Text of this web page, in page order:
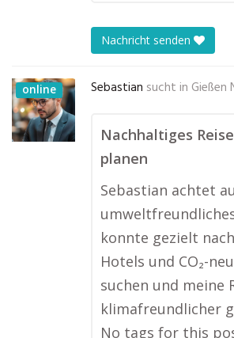
Nachricht senden
online Sebastian sucht in Gießen
Nachhaltiges
planen
Sebastian achtet
konnte gezielt
Hotels und CO₂-
suchen und meine
klimafreundlicher
No tags for this